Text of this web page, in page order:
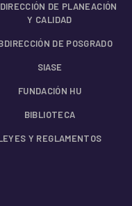
DE PLANEACIÓN
Y CALIDAD
DE POSGRADO
SIASE
FUNDACIÓN HU
BIBLIOTECA
Y REGLAMENTOS